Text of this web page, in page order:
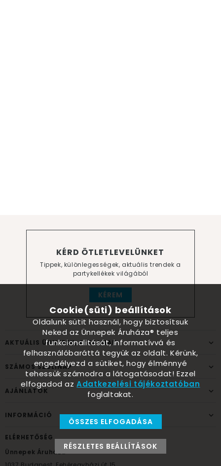
KÉRD ÖTLETLEVELÜNKET
Tippek, különlegességek, aktuális trendek a
partykellékek világából
KÉREM
AKTUÁLIS ÜNNEPEK, ALKALMAK
SZÁMOS SZÜLINAP
AJÁNLATOK
INFORMÁCIÓ
ELÉRHETŐSÉG
Ünnepek Áruháza
Cookie(süti) beállítások
Oldalunk sütit használ, hogy biztosítsuk
Neked az Ünnepek Áruháza® teljes
funkcionalitását, informatívvá és
felhasználóbaráttá tegyük az oldalt. Kérünk,
engedélyezd a sütiket, hogy élménnyé
tehessük számodra a látogatásodat! Ezzel
elfogadod azAdatkezelési tájékoztatóban
foglaltakat.
ÖSSZES ELFOGADÁSA
RÉSZLETES BEÁLLÍTÁSOK